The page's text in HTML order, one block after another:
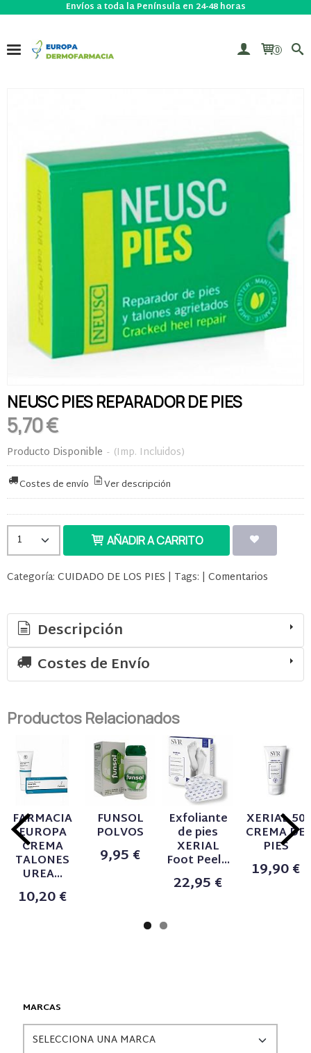
Envíos a toda la Península en 24-48 horas
0
MARCAS
NEUSC PIES REPARADOR DE PIES
5,70 €
Producto Disponible - (Imp. Incluidos)
Costes de envío Ver descripción
AÑADIR A CARRITO
Categoría: CUIDADO DE LOS PIES | Tags: | Comentarios
Descripción
Costes de Envío
Productos Relacionados
FARMACIA
EUROPA
CREMA
TALONES
UREA...
10,20 €
FUNSOL
POLVOS
9,95 €
Exfoliante
de pies
XERIAL
Foot Peel...
22,95 €
XERIAL 50
CREMA DE
PIES
19,90 €